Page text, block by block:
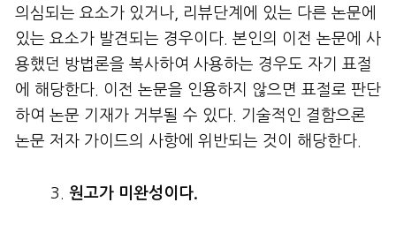
의심되는 요소가 있거나, 리뷰단계에 있는 다른 논문에
있는 요소가 발견되는 경우이다. 본인의 이전 논문에 사
용했던 방법론을 복사하여 사용하는 경우도 자기 표절
에 해당한다. 이전 논문을 인용하지 않으면 표절로 판단
하여 논문 기재가 거부될 수 있다. 기술적인 결함으론
논문 저자 가이드의 사항에 위반되는 것이 해당한다.
원고가 미완성이다.